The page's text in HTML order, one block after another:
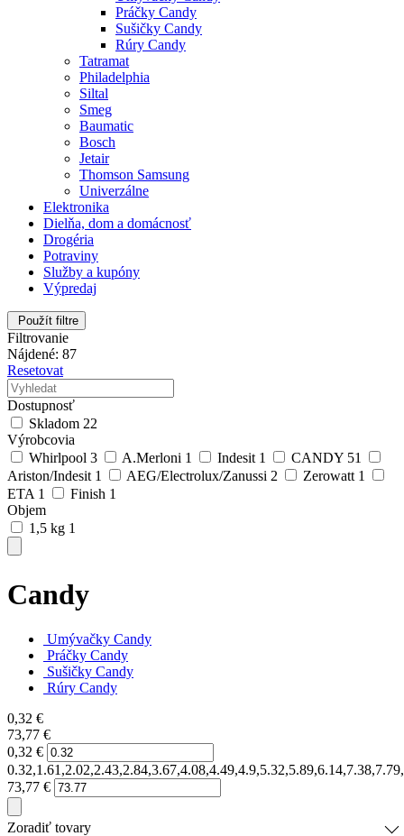
Práčky Candy
Sušičky Candy
Rúry Candy
Tatramat
Philadelphia
Siltal
Smeg
Baumatic
Bosch
Jetair
Thomson Samsung
Univerzálne
Elektronika
Dielňa, dom a domácnosť
Drogéria
Potraviny
Služby a kupóny
Výpredaj
Použít filtre
Filtrovanie
Nájdené: 87
Resetovat
Dostupnosť
Skladom 22
Výrobcovia
Whirlpool 3 A.Merloni 1 Indesit 1 CANDY 51
Ariston/Indesit 1 AEG/Electrolux/Zanussi 2 Zerowatt 1
ETA 1 Finish 1
Objem
1,5 kg 1
Candy
Umývačky Candy
Práčky Candy
Sušičky Candy
Rúry Candy
0,32 €
73,77 €
0,32 €
73,77 €
Zoradiť tovary